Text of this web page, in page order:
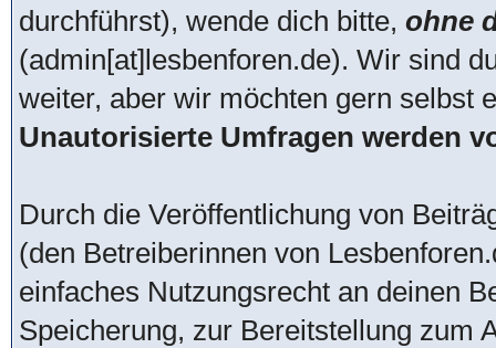
durchführst), wende dich bitte, ohne
(admin[at]lesbenforen.de). Wir sind
weiter, aber wir möchten gern selbst
Unautorisierte Umfragen werden
Durch die Veröffentlichung von
(den Betreiberinnen von
einfaches Nutzungsrecht an deinen
Speicherung, zur Bereitstellung zum